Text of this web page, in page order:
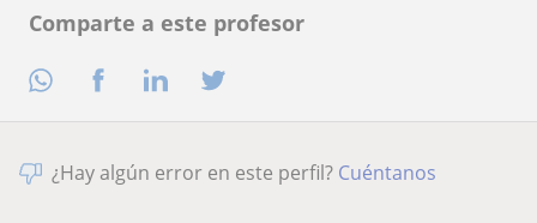
Comparte a este profesor
¿Hay algún error en este perfil? Cuéntanos